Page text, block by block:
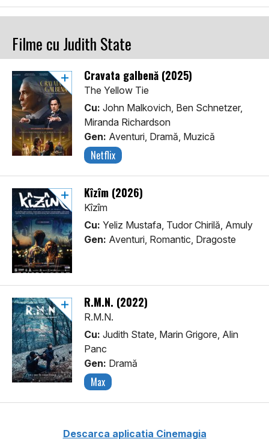
Filme cu Judith State
Cravata galbenă (2025)
The Yellow Tie
Cu: John Malkovich, Ben Schnetzer,
Miranda Richardson
Gen: Aventuri, Dramă, Muzică
Netflix
Kîzîm (2026)
Kîzîm
Cu: Yeliz Mustafa, Tudor Chirilă, Amuly
Gen: Aventuri, Romantic, Dragoste
R.M.N. (2022)
R.M.N.
Cu: Judith State, Marin Grigore, Alin
Panc
Gen: Dramă
Max
Descarca aplicatia Cinemagia